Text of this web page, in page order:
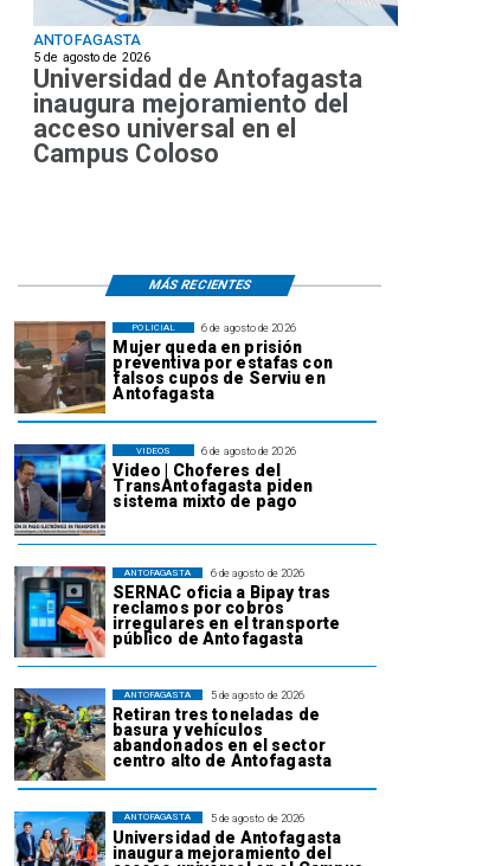
ANTOFAGASTA
5 de agosto de 2026
Universidad de Antofagasta
inaugura mejoramiento del
acceso universal en el
Campus Coloso
6 de agosto de 2026
Mujer queda en prisión
preventiva por estafas con
falsos cupos de Serviu en
Antofagasta
POLICIAL
6 de agosto de 2026
Video | Choferes del
TransAntofagasta piden
sistema mixto de pago
VIDEOS
6 de agosto de 2026
SERNAC oficia a Bipay tras
reclamos por cobros
irregulares en el transporte
público de Antofagasta
ANTOFAGASTA
5 de agosto de 2026
Retiran tres toneladas de
basura y vehículos
abandonados en el sector
centro alto de Antofagasta
ANTOFAGASTA
5 de agosto de 2026
Universidad de Antofagasta
inaugura mejoramiento del
ANTOFAGASTA
MÁS RECIENTES